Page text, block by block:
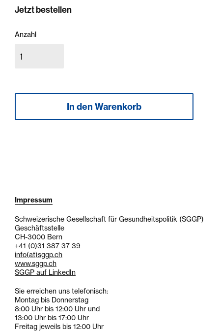
Jetzt bestellen
Anzahl
Impressum
Schweizerische Gesellschaft für Gesundheitspolitik (SGGP)
Geschäftsstelle
CH-3000 Bern
+41 (0)31 387 37 39
info(at)sggp.ch
www.sggp.ch
SGGP auf LinkedIn
Sie erreichen uns telefonisch:
Montag bis Donnerstag
8:00 Uhr bis 12:00 Uhr und
13:00 Uhr bis 17:00 Uhr
Freitag jeweils bis 12:00 Uhr